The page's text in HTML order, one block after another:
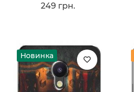
249 грн.
Новинка